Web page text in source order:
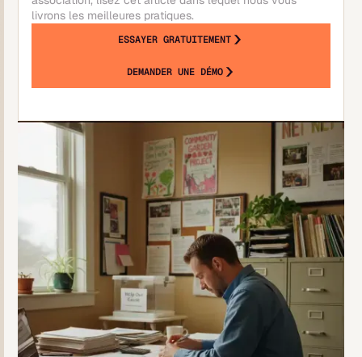
livrons les meilleures pratiques.
ESSAYER GRATUITEMENT
DEMANDER UNE DÉMO